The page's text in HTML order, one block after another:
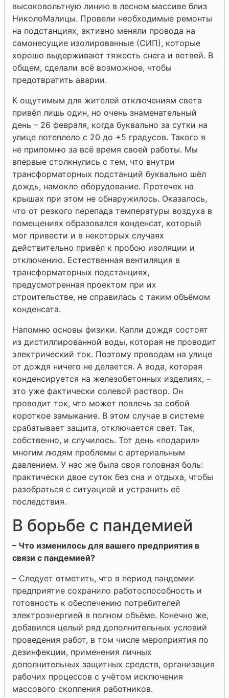
высоковольтную линию в лесном массиве близ
Николо­Малицы. Провели необходимые ремонты
на подстанциях, активно меняли провода на
самонесущие изолированные (СИП), которые
хорошо выдерживают тяжесть снега и ветвей. В
общем, сделали всё возможное, чтобы
предотвратить аварии.
К ощутимым для жителей отключениям света
привёл лишь один, но очень знаменательный
день – 26 февраля, когда буквально за сутки на
улице потеплело с ­20 до +5 градусов. Такого я
не припомню за всё время своей работы. Мы
впервые столкнулись с тем, что внутри
трансформаторных подстанций буквально шёл
дождь, намокло оборудование. Протечек на
крышах при этом не обнаружилось. Оказалось,
что от резкого перепада температуры воздуха в
помещениях образовался конденсат, который
мог привести и в некоторых случаях
действительно привёл к пробою изоляции и
отключению. Естественная вентиляция в
трансформаторных подстанциях,
предусмотренная проектом при их
строительстве, не справилась с таким объёмом
конденсата.
Напомню основы физики. Капли дождя состоят
из дистиллированной воды, которая не проводит
электрический ток. Поэтому проводам на улице
от дождя ничего не делается. А вода, которая
конденсируется на железобетонных изделиях, –
это уже фактически солевой раствор. Он
проводит ток, что может повлечь за собой
короткое замыкание. В этом случае в системе
срабатывает защита, отключается свет. Так,
собственно, и случилось. Тот день «подарил»
многим людям проблемы с артериальным
давлением. У нас же была своя головная боль:
практически двое суток без сна и отдыха, чтобы
разобраться с ситуацией и устранить её
последствия.
В борьбе с пандемией
– Что изменилось для вашего предприятия в
связи с пандемией?
– Следует отметить, что в период пандемии
предприятие сохранило работоспособность и
готовность к обеспечению потребителей
электроэнергией в полном объёме. Конечно же,
добавился целый ряд дополнительных условий
проведения работ, в том числе мероприятия по
дезинфекции, применения личных
дополнительных защитных средств, организация
рабочих процессов с учётом исключения
массового скопления работников.